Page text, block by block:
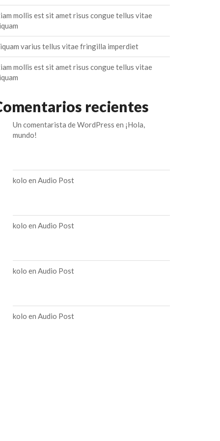
mollis est sit amet risus congue tellus vitae
varius tellus vitae fringilla imperdiet
mollis est sit amet risus congue tellus vitae
recientes
Un comentarista de WordPress en ¡Hola,
mundo!
kolo en Audio Post
kolo en Audio Post
kolo en Audio Post
kolo en Audio Post